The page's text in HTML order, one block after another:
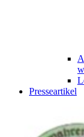
Presseartikel